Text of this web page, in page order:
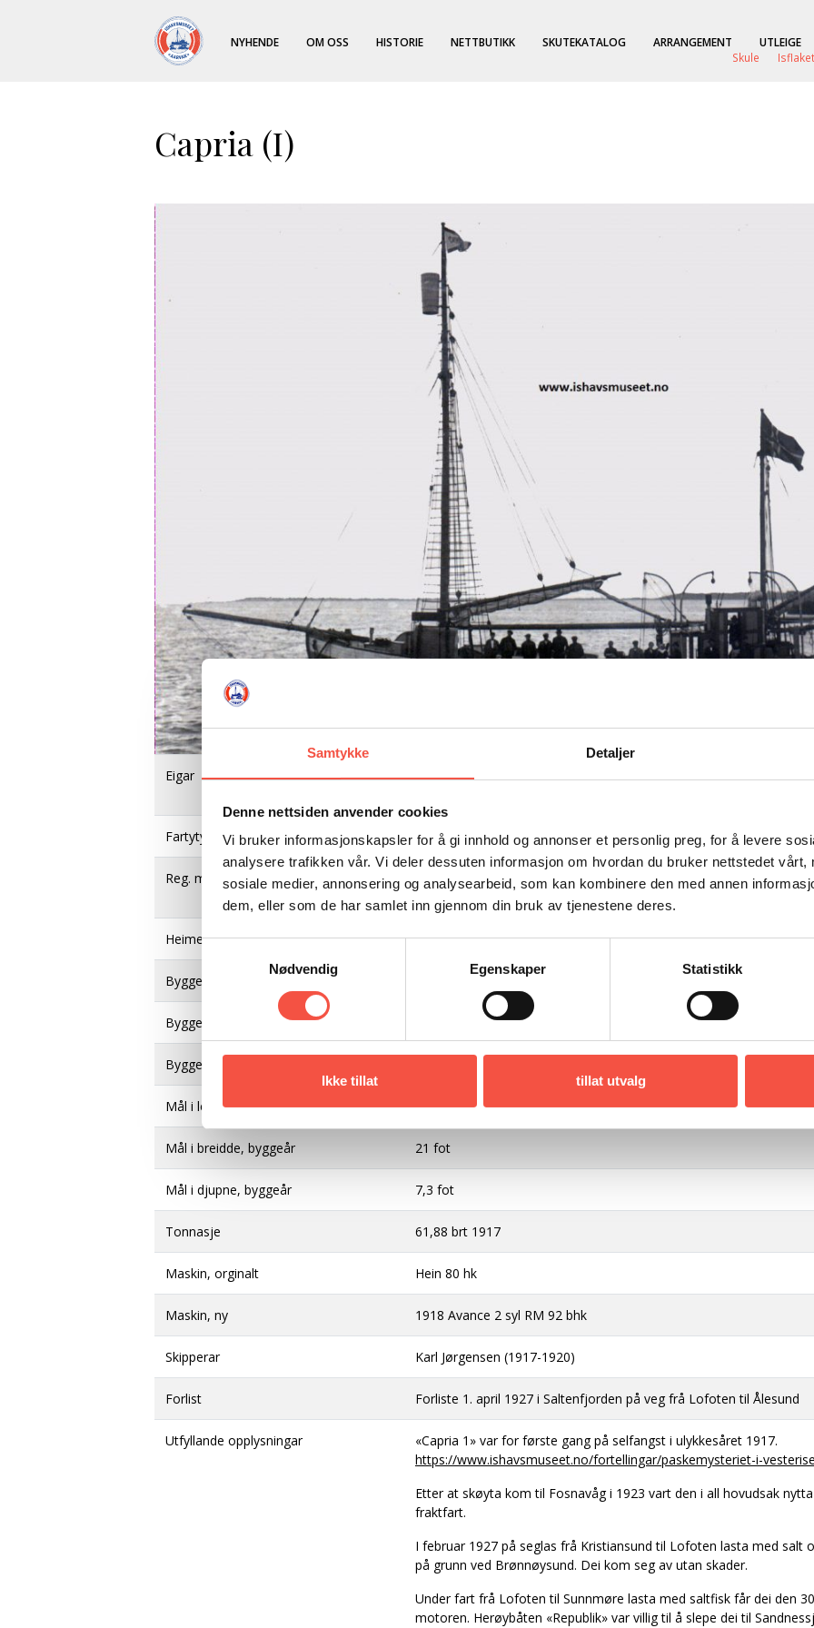
Samtykke Detaljer
Denne nettsiden anvender cookies
Vi bruker informasjonskapsler for å gi innhold og annonser et personlig preg, for å levere
analysere trafikken vår. Vi deler dessuten informasjon om hvordan du bruker nettstedet vårt,
sosiale medier, annonsering og analysearbeid, som kan kombinere den med annen
dem, eller som de har samlet inn gjennom din bruk av tjenestene deres.
Samtykkevalg
Nødvendig
Egenskaper Statistikk
Ikke tillat tillat utvalg
NYHENDE OM OSS HISTORIE NETTBUTIKK SKUTEKATALOG ARRANGEMENT
UTLEIGE
Skule
Isflaket
Capria (I)
Eigar
1917 P/R Capria I (Karl Jørgensen, Johan Jørgensen og P.M.
Fartytype skøyte
Reg. merke
M-170-A
M-292-HØ
Heimehamn Ålesund -Fosnavåg
Byggeverft Vigkilens Skibsbyggeri, Fjære v/Grimstad
Byggeår
Byggematerial
Mål i lengde, byggeår 69,7 fot
Mål i breidde, byggeår 21 fot
Mål i djupne, byggeår 7,3 fot
Tonnasje 61,88 brt 1917
Maskin, orginalt Hein 80 hk
Maskin, ny 1918 Avance 2 syl RM 92 bhk
Skipperar Karl Jørgensen (1917-1920)
Forlist Forliste 1. april 1927 i Saltenfjorden på veg frå Lofoten til Ålesund
Utfyllande opplysningar
«Capria 1» var for første gang på selfangst i ulykkesåret 1917.
https://www.ishavsmuseet.no/fortellingar/paskemysteriet-i-
Etter at skøyta kom til Fosnavåg i 1923 vart den i all hovudsak
fraktfart.
I februar 1927 på seglas frå Kristiansund til Lofoten lasta med salt
på grunn ved Brønnøysund. Dei kom seg av utan skader.
Under fart frå Lofoten til Sunnmøre lasta med saltfisk får dei den
motoren. Herøybåten «Republik» var villig til å slepe dei til